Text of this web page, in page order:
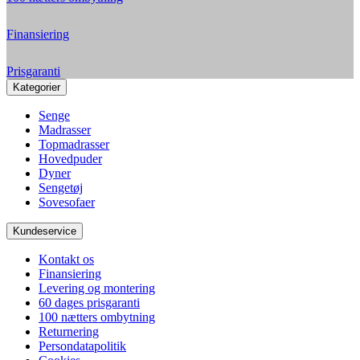
Finansiering
Prisgaranti
Kategorier
Senge
Madrasser
Topmadrasser
Hovedpuder
Dyner
Sengetøj
Sovesofaer
Kundeservice
Kontakt os
Finansiering
Levering og montering
60 dages prisgaranti
100 nætters ombytning
Returnering
Persondatapolitik